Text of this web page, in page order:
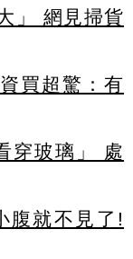
」 網見掃貨
買超驚：有
穿玻璃」 處
腹就不見了!